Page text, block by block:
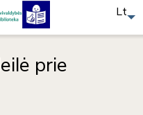
prie
Lt